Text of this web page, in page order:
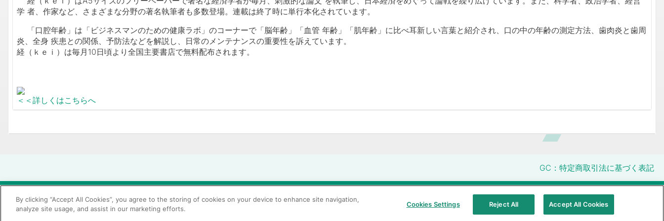
学 者、作家など、さまざまな分野の著名執筆者も多数登場。連載は終了時に単行本化されています。
「口腔年齢」は「ビジネスマンのための健康ラボ」のコーナーで「脳年齢」「血管 年齢」「肌年齢」に比べ耳新しい言葉と紹介され、口の中の年齢の測定方法、歯肉炎と歯周
炎、全身 疾患との関係、予防法などを解説し、日常のメンテナンスの重要性を訴えています。
経（ｋｅｉ）は毎月10日頃より全国主要書店で無料配布されます。
＜＜詳しくはこちらへ
GC：特定商取引法に基づく表記
© 2026 GC Corp. 無断転載禁止 お問い合わせ 当サイトの利用条件 個人情報保護方針 透明性に関する指針
クアラルンプール原則対応方針
By clicking “Accept All Cookies”, you agree to the storing of cookies on your device to enhance site navigation,
analyze site usage, and assist in our marketing efforts.
Cookies Settings Reject All Accept All Cookies